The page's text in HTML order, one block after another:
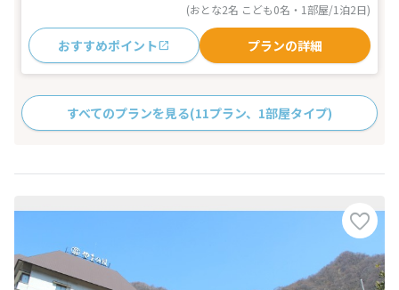
(おとな2名 こども0名・1部屋/1泊2日)
おすすめポイント プランの詳細
すべてのプランを見る(11プラン、1部屋タイプ)